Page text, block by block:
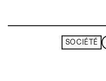
SOCIÉTÉ